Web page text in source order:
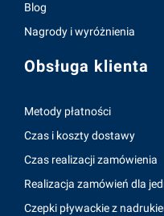
Blog
Nagrody i wyróżnienia
Obsługa klienta
Metody płatności
Czas i koszty dostawy
Czas realizacji zamówienia
Realizacja zamówień dla
Czepki pływackie z